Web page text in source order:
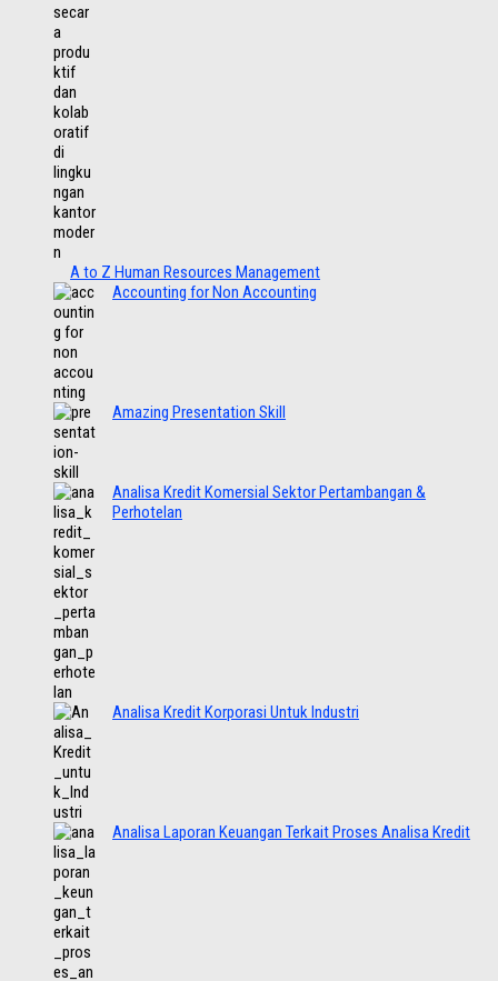
A to Z Human Resources Management
Accounting for Non Accounting
Amazing Presentation Skill
Analisa Kredit Komersial Sektor Pertambangan &
Perhotelan
Analisa Kredit Korporasi Untuk Industri
Analisa Laporan Keuangan Terkait Proses Analisa Kredit